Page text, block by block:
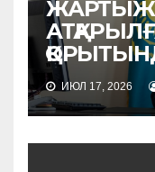
ИЮЛ 17, 2026